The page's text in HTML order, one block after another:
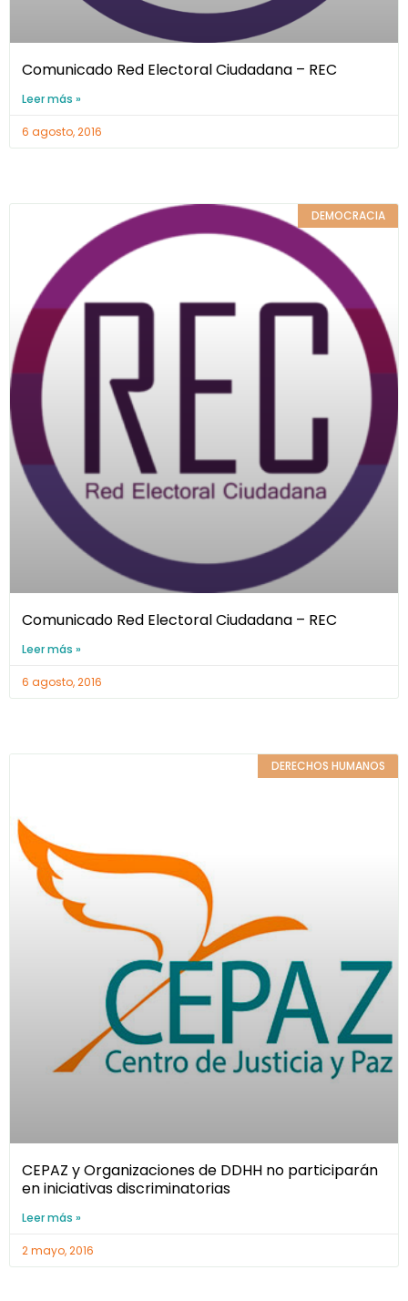
Comunicado Red Electoral Ciudadana – REC
Leer más »
6 agosto, 2016
DEMOCRACIA
Comunicado Red Electoral Ciudadana – REC
Leer más »
6 agosto, 2016
DERECHOS HUMANOS
CEPAZ y Organizaciones de DDHH no participarán
en iniciativas discriminatorias
Leer más »
2 mayo, 2016